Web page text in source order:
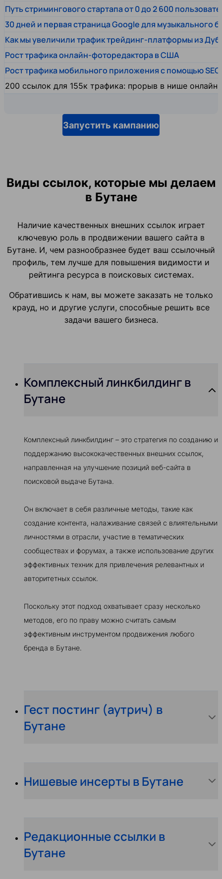
Путь стримингового стартапа от 0 до 2 600
30 дней и первая страница Google для музыкального
Как мы увеличили трафик трейдинг-платформы из
Рост трафика онлайн-фоторедактора в США
Рост трафика мобильного приложения с помощью SEO
200 ссылок для 155к трафика: прорыв в нише
Запустить кампанию
Виды ссылок, которые мы делаем
в Бутане
Наличие качественных внешних ссылок играет
ключевую роль в продвижении вашего сайта в
Бутане. И, чем разнообразнее будет ваш ссылочный
профиль, тем лучше для повышения видимости и
рейтинга ресурса в поисковых системах.
Обратившись к нам, вы можете заказать не только
крауд, но и другие услуги, способные решить все
задачи вашего бизнеса.
Комплексный линкбилдинг в
Бутане
Комплексный линкбилдинг – это стратегия по созданию и
поддержанию высококачественных внешних ссылок,
направленная на улучшение позиций веб-сайта в
поисковой выдаче Бутана.
Он включает в себя различные методы, такие как
создание контента, налаживание связей с влиятельными
личностями в отрасли, участие в тематических
сообществах и форумах, а также использование других
эффективных техник для привлечения релевантных и
авторитетных ссылок.
Поскольку этот подход охватывает сразу несколько
методов, его по праву можно считать самым
эффективным инструментом продвижения любого
бренда в Бутане.
Гест постинг (аутрич) в
Бутане
Нишевые инсерты в Бутане
Редакционные ссылки в
Бутане